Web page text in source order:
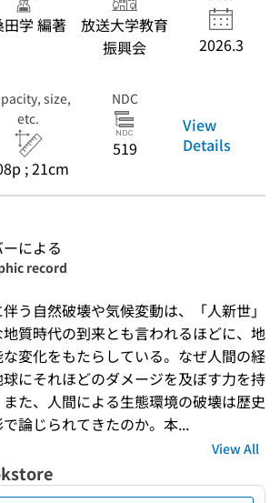
田学 編著
放送大学教育
振興会
2026.3
size,
etc.
; 21cm
NDC
519
View
Details
による
record
う自然破壊や気候変動は、「人新世」
質時代の到来とも言われるほどに、地
変化をもたらしている。なぜ人間の経
にそれほどのダメージを及ぼす力を持
た、人間による生態環境の破壊は歴史
論じられてきたのか。本...
View All